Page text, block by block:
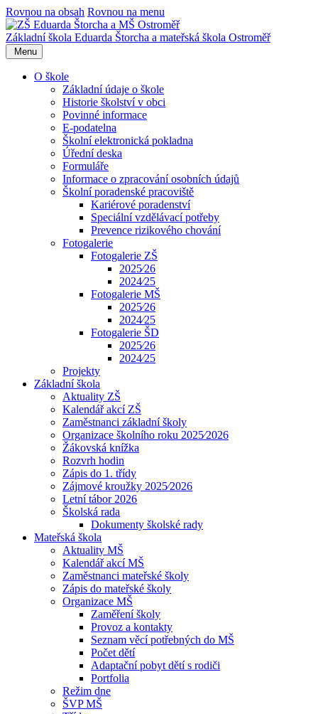
Rovnou na obsah Rovnou na menu
Základní škola Eduarda Štorcha a mateřská škola Ostroměř
Menu
O škole
Základní údaje o škole
Historie školství v obci
Povinné informace
E-podatelna
Školní elektronická pokladna
Úřední deska
Formuláře
Informace o zpracování osobních údajů
Školní poradenské pracoviště
Kariérové poradenství
Speciální vzdělávací potřeby
Prevence rizikového chování
Fotogalerie
Fotogalerie ZŠ
2025⁄26
2024⁄25
Fotogalerie MŠ
2025⁄26
2024⁄25
Fotogalerie ŠD
2025⁄26
2024⁄25
Projekty
Základní škola
Aktuality ZŠ
Kalendář akcí ZŠ
Zaměstnanci základní školy
Organizace školního roku 2025⁄2026
Žákovská knížka
Rozvrh hodin
Zápis do 1. třídy
Zájmové kroužky 2025⁄2026
Letní tábor 2026
Školská rada
Dokumenty školské rady
Mateřská škola
Aktuality MŠ
Kalendář akcí MŠ
Zaměstnanci mateřské školy
Zápis do mateřské školy
Organizace MŠ
Zaměření školy
Provoz a kontakty
Seznam věcí potřebných do MŠ
Počet dětí
Adaptační pobyt dětí s rodiči
Portfolia
Režim dne
ŠVP MŠ